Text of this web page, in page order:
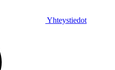
Yhteystiedot